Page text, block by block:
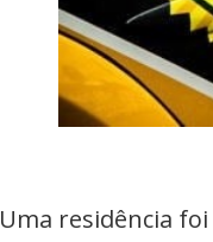
Uma residência